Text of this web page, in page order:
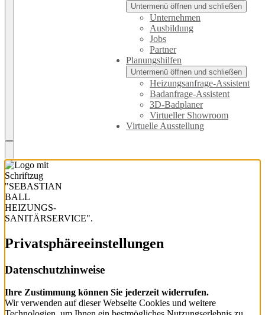
Untermenü öffnen und schließen
Unternehmen
Ausbildung
Jobs
Partner
Planungshilfen
Untermenü öffnen und schließen
Heizungsanfrage-Assistent
Badanfrage-Assistent
3D-Badplaner
Virtueller Showroom
Virtuelle Ausstellung
Privatsphäre­einstellungen
Datenschutzhinweise
Ihre Zustimmung können Sie jederzeit widerrufen.
Wir verwenden auf dieser Webseite Cookies und weitere